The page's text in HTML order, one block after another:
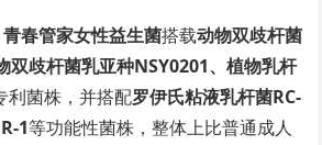
青春管家女性益生菌搭载动物双歧杆菌
双歧杆菌乳亚种NSY0201、植物乳杆
利菌株，并搭配罗伊氏粘液乳杆菌RC-
1等功能性菌株，整体上比普通成人